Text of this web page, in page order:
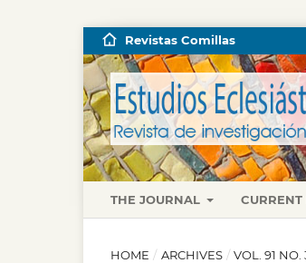
THE JOURNAL CURRENT
Revistas Comillas
HOME / ARCHIVES / VOL. 91 NO.